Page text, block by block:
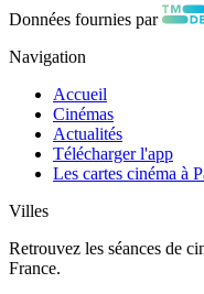
Données fournies par
Navigation
Accueil
Cinémas
Actualités
Télécharger l'app
Les cartes cinéma à
Villes
Retrouvez les séances de
France.